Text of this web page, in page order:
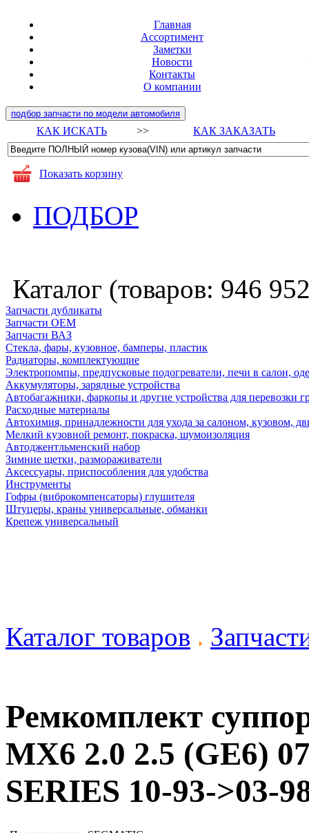
Главная
Ассортимент
Заметки
Новости
Контакты
О компании
подбор запчасти по модели автомобиля
КАК ИСКАТЬ >> КАК ЗАКАЗАТЬ
Показать корзину
ПОДБОР
Каталог (товаров: 946
Запчасти дубликаты
Запчасти ОЕМ
Запчасти ВАЗ
Стекла, фары, кузовное, бамперы, пластик
Радиаторы, комплектующие
Электропомпы, предпусковые подогреватели, печи в салон,
Аккумуляторы, зарядные устройства
Автобагажники, фаркопы и другие устройства для перевозки
Расходные материалы
Автохимия, принадлежности для ухода за салоном, кузовом,
Мелкий кузовной ремонт, покраска, шумоизоляция
Автоджентльменский набор
Зимние щетки, размораживатели
Аксессуары, приспособления для удобства
Инструменты
Гофры (виброкомпенсаторы) глушителя
Штуцеры, краны универсальные, обманки
Крепеж универсальный
Каталог товаров
Ремкомплект
MX6 2.0 2.5 (GE6)
SERIES 10-93->03-